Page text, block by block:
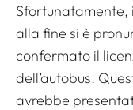
Sfortunatamente,
alla fine si è
confermato il
dell’autobus.
avrebbe